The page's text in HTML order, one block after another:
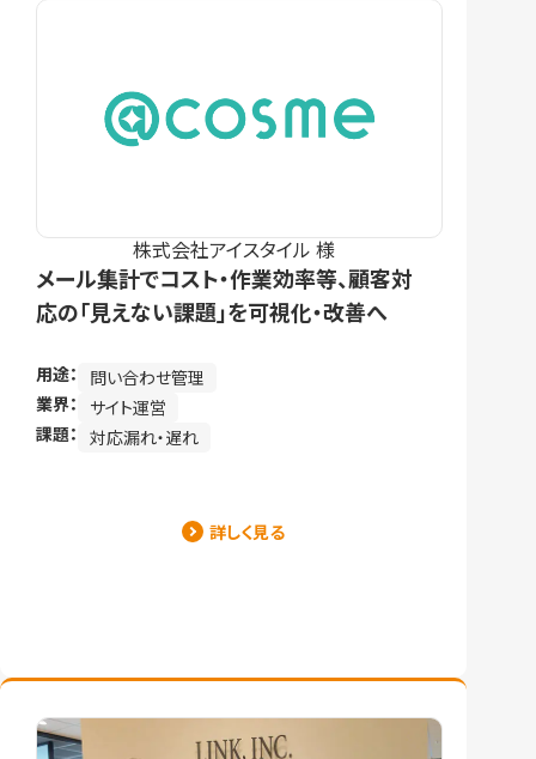
株式会社アイスタイル 様
メール集計でコスト・作業効率等、顧客対
応の「見えない課題」を可視化・改善へ
用途：
問い合わせ管理
業界：
サイト運営
課題： 対応漏れ・遅れ
詳しく見る